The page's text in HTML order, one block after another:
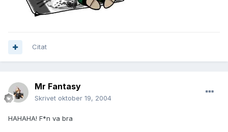
Citat
Mr Fantasy
Skrivet oktober 19, 2004
HAHAHA! F*n va bra